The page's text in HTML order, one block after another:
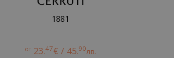
1881
от 23.47€ / 45.90лв.